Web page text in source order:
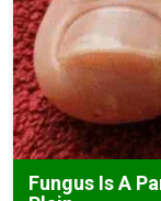
Fungus Is A